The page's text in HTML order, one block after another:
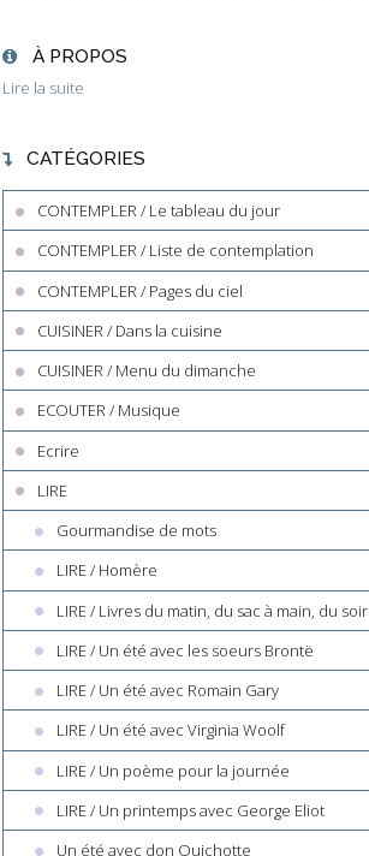
À PROPOS
Lire la suite
CATÉGORIES
CONTEMPLER / Le tableau du jour
CONTEMPLER / Liste de contemplation
CONTEMPLER / Pages du ciel
CUISINER / Dans la cuisine
CUISINER / Menu du dimanche
ECOUTER / Musique
Ecrire
LIRE
Gourmandise de mots
LIRE / Homère
LIRE / Livres du matin, du sac à main, du soir
LIRE / Un été avec les soeurs Brontë
LIRE / Un été avec Romain Gary
LIRE / Un été avec Virginia Woolf
LIRE / Un poème pour la journée
LIRE / Un printemps avec George Eliot
Un été avec don Quichotte